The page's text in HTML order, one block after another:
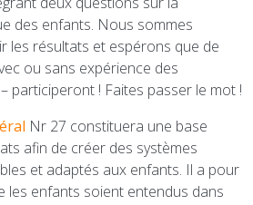
des enfants. Nous sommes
les résultats et espérons que de
ou sans expérience des
participeront ! Faites passer le mot !
Nr 27 constituera une base
afin de créer des systèmes
et adaptés aux enfants. Il a pour
les enfants soient entendus dans